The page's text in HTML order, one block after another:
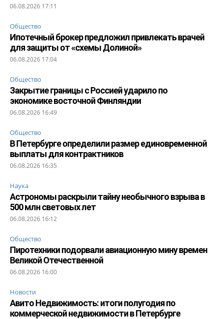
06.08.2026 17:11
Общество
Ипотечный брокер предложил привлекать врачей
для защиты от «схемы Долиной»
06.08.2026 17:04
Общество
Закрытие границы с Россией ударило по
экономике восточной Финляндии
06.08.2026 16:49
Общество
В Петербурге определили размер единовременной
выплаты для контрактников
06.08.2026 16:35
Наука
Астрономы раскрыли тайну необычного взрыва в
500 млн световых лет
06.08.2026 16:12
Общество
Пиротехники подорвали авиационную мину времен
Великой Отечественной
06.08.2026 16:00
Новости
Авито Недвижимость: итоги полугодия по
коммерческой недвижимости в Петербурге